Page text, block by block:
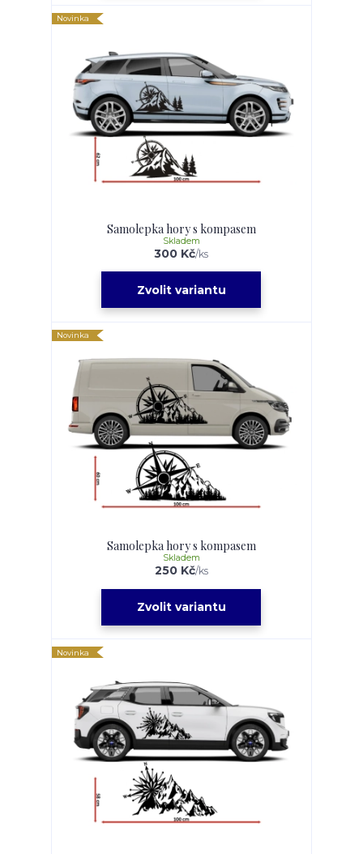
Novinka
Samolepka hory s kompasem
300 Kč/ks
Skladem
Zvolit variantu
Novinka
Samolepka hory s kompasem
250 Kč/ks
Skladem
Zvolit variantu
Novinka